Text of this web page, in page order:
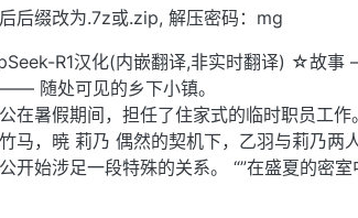
后缀改为.7z或.zip, 解压密码：mg
R1汉化(内嵌翻译,非实时翻译) ☆故
随处可见的乡下小镇。
在暑假期间，担任了住家式的临时职员工
马，暁 莉乃 偶然的契机下，乙羽与莉乃两人
开始涉足一段特殊的关系。 “”在盛夏的密